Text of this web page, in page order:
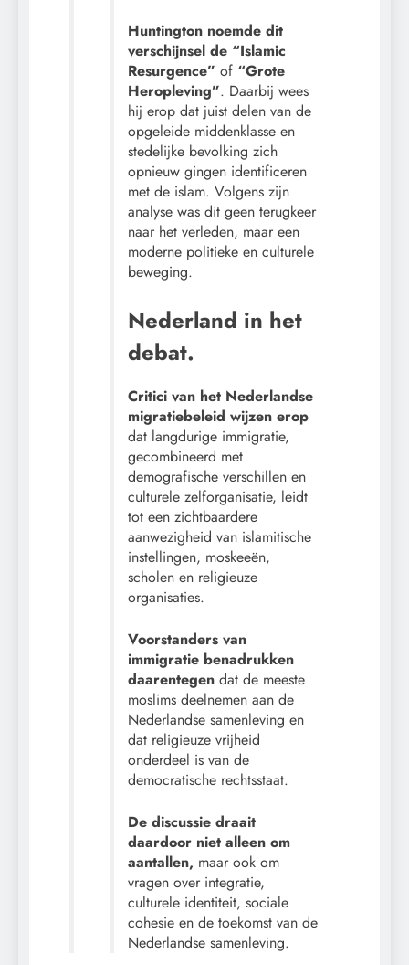
Huntington noemde dit
verschijnsel de “Islamic
Resurgence” of “Grote
Heropleving”. Daarbij wees
hij erop dat juist delen van de
opgeleide middenklasse en
stedelijke bevolking zich
opnieuw gingen identificeren
met de islam. Volgens zijn
analyse was dit geen terugkeer
naar het verleden, maar een
moderne politieke en culturele
beweging.
Nederland in het
debat.
Critici van het Nederlandse
migratiebeleid wijzen erop
dat langdurige immigratie,
gecombineerd met
demografische verschillen en
culturele zelforganisatie, leidt
tot een zichtbaardere
aanwezigheid van islamitische
instellingen, moskeeën,
scholen en religieuze
organisaties.
Voorstanders van
immigratie benadrukken
daarentegen dat de meeste
moslims deelnemen aan de
Nederlandse samenleving en
dat religieuze vrijheid
onderdeel is van de
democratische rechtsstaat.
De discussie draait
daardoor niet alleen om
aantallen, maar ook om
vragen over integratie,
culturele identiteit, sociale
cohesie en de toekomst van de
Nederlandse samenleving.